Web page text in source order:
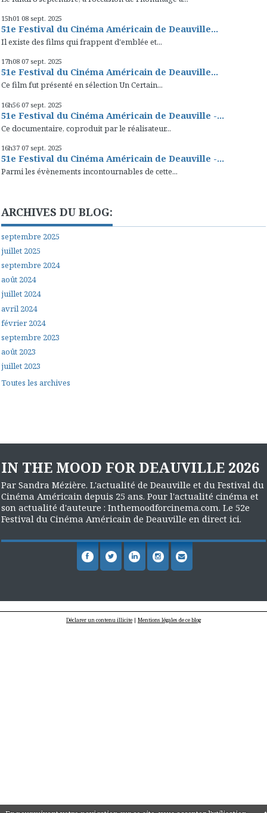
15h01 08 sept. 2025
51e Festival du Cinéma Américain de Deauville...
Il existe des films qui frappent d'emblée et...
17h08 07 sept. 2025
51e Festival du Cinéma Américain de Deauville...
Ce film fut présenté en sélection Un Certain...
16h56 07 sept. 2025
51e Festival du Cinéma Américain de Deauville -...
Ce documentaire, coproduit par le réalisateur...
16h37 07 sept. 2025
51e Festival du Cinéma Américain de Deauville -...
Parmi les évènements incontournables de cette...
ARCHIVES DU BLOG:
septembre 2025
juillet 2025
septembre 2024
août 2024
juillet 2024
avril 2024
février 2024
septembre 2023
août 2023
juillet 2023
Toutes les archives
IN THE MOOD FOR DEAUVILLE 2026
Par Sandra Mézière. L'actualité de Deauville et du Festival du
Cinéma Américain depuis 25 ans. Pour l'actualité cinéma et
son actualité d'auteure : Inthemoodforcinema.com. Le 52e
Festival du Cinéma Américain de Deauville en direct ici.
Déclarer un contenu illicite | Mentions légales de ce blog